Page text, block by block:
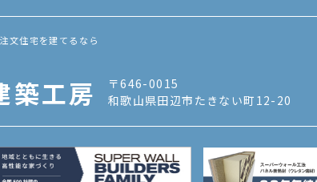
文住宅を建てるなら
築工房
〒646-0015
和歌山県田辺市たきない町12-20